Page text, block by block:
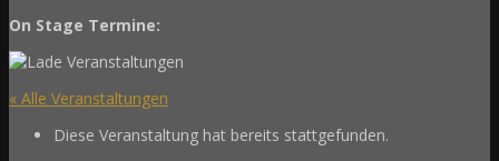
On Stage Termine:
« Alle Veranstaltungen
Diese Veranstaltung hat bereits stattgefunden.